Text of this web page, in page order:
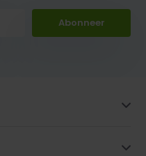
Abonneer